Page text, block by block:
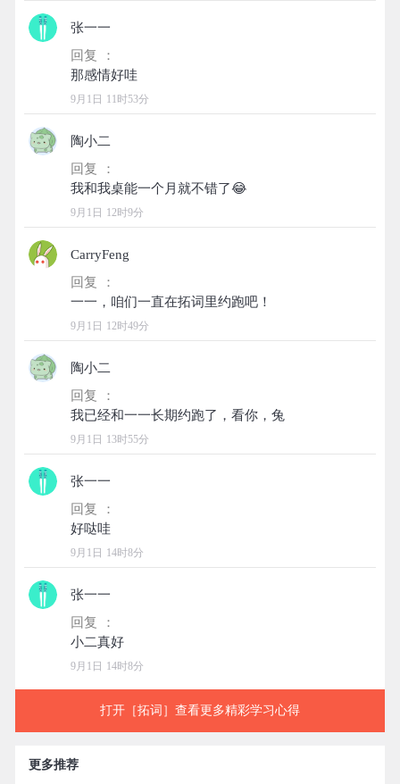
张一一
回复 ：
9月1日 11时53分
陶小二
回复 ：
9月1日 12时9分
CarryFeng
回复 ：
9月1日 12时49分
陶小二
回复 ：
9月1日 13时55分
张一一
回复 ：
9月1日 14时8分
张一一
回复 ：
9月1日 14时8分
打开［拓词］查看更多精彩学习心得
更多推荐